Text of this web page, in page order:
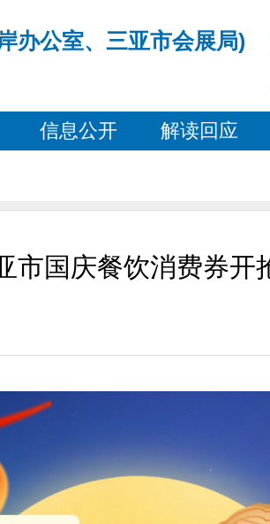
办公室、三亚市会展局)
信息公开 解读回应
市国庆餐饮消费券开